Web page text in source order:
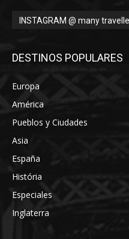
INSTAGRAM @ many
DESTINOS POPULARES
Europa
América
Pueblos y Ciudades
Asia
España
História
Especiales
Inglaterra